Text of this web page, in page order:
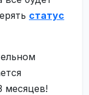
статус
месяцев!